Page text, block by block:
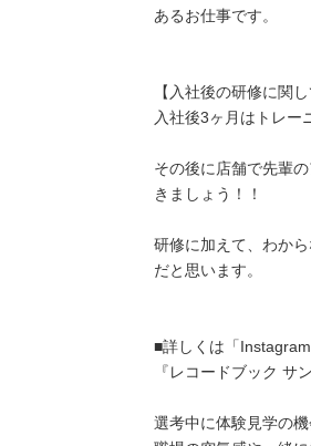
あるお仕事です。
【入社後の研修に関し
入社後3ヶ月はトレー
その後に店舗で先輩
きましょう！！
研修に加えて、わか
だと思います。
■詳しくは「
『レコードブック サ
選考中に体験見学の機